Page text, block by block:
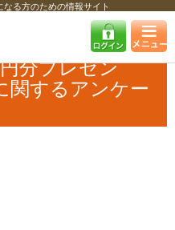
る方のための情報サイト
予防・改善
【QUOカード3000円
ケート
分プレゼン
関するアンケー